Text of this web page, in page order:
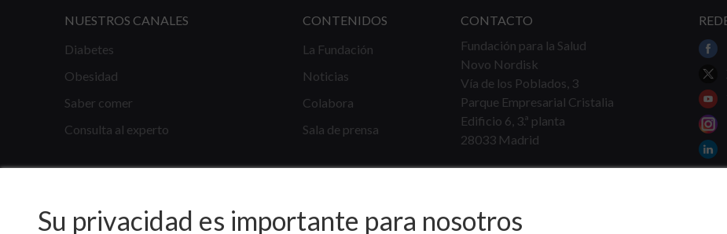
Su privacidad es importante para nosotros
NUESTROS CANALES
Diabetes
Obesidad
Saber comer
Consulta al experto
CONTENIDOS
La Fundación
Noticias
Colabora
Sala de prensa
CONTACTO
Fundación para la Salud
Novo Nordisk
Vía de los Poblados, 3
Parque Empresarial Cristalia
Edificio 6, 3.ª planta
28033 Madrid